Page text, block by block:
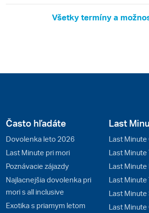
Všetky termíny a
Často hľadáte
Dovolenka leto 2026
Last Minute pri mori
Poznávacie zájazdy
Najlacnejšia dovolenka pri
mori s all inclusive
Exotika s priamym letom
Last
Last
Last Minute
Last
Last Minute
Last
Last